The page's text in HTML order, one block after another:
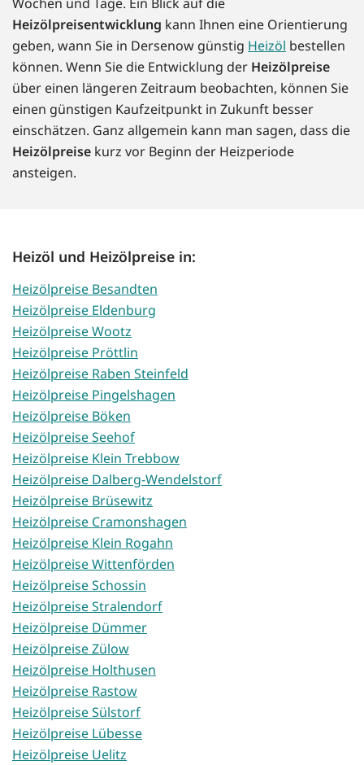
Heizölpreisentwicklung kann Ihnen eine Orientierung
geben, wann Sie in Dersenow günstig Heizöl bestellen
können. Wenn Sie die Entwicklung der Heizölpreise
über einen längeren Zeitraum beobachten, können Sie
einen günstigen Kaufzeitpunkt in Zukunft besser
einschätzen. Ganz allgemein kann man sagen, dass die
Heizölpreise kurz vor Beginn der Heizperiode
ansteigen.
Heizöl und Heizölpreise in:
Heizölpreise Besandten
Heizölpreise Eldenburg
Heizölpreise Wootz
Heizölpreise Pröttlin
Heizölpreise Raben Steinfeld
Heizölpreise Pingelshagen
Heizölpreise Böken
Heizölpreise Seehof
Heizölpreise Klein Trebbow
Heizölpreise Dalberg-Wendelstorf
Heizölpreise Brüsewitz
Heizölpreise Cramonshagen
Heizölpreise Klein Rogahn
Heizölpreise Wittenförden
Heizölpreise Schossin
Heizölpreise Stralendorf
Heizölpreise Dümmer
Heizölpreise Zülow
Heizölpreise Holthusen
Heizölpreise Rastow
Heizölpreise Sülstorf
Heizölpreise Lübesse
Heizölpreise Uelitz